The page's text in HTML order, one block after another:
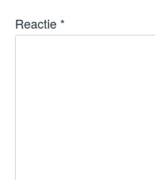
Reactie *